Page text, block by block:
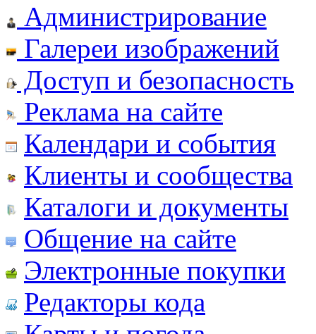
Администрирование
Галереи изображений
Доступ и безопасность
Реклама на сайте
Календари и события
Клиенты и сообщества
Каталоги и документы
Общение на сайте
Электронные покупки
Редакторы кода